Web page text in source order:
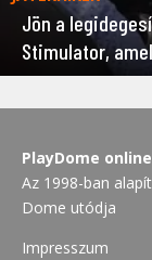
Jön a
Stimulator,
PlayDome
Az 1998-ban
Dome utódja
Impresszum